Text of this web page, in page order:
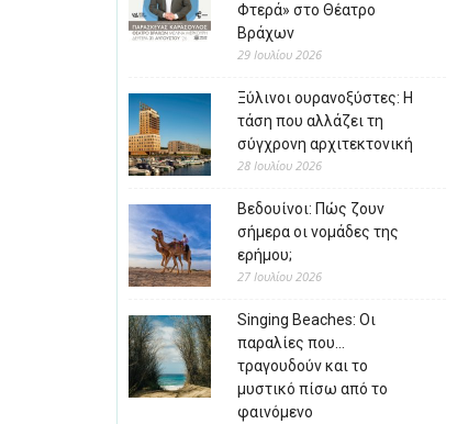
Φτερά» στο Θέατρο
Βράχων
29 Ιουλίου 2026
Ξύλινοι ουρανοξύστες: Η
τάση που αλλάζει τη
σύγχρονη αρχιτεκτονική
28 Ιουλίου 2026
Βεδουίνοι: Πώς ζουν
σήμερα οι νομάδες της
ερήμου;
27 Ιουλίου 2026
Singing Beaches: Οι
παραλίες που…
τραγουδούν και το
μυστικό πίσω από το
φαινόμενο